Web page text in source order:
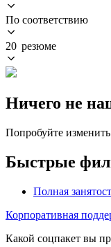
По соответствию
20 резюме
Ничего не
Попробуйте
Быстрые
Полная
Корпоративная
Какой соцпакет вы